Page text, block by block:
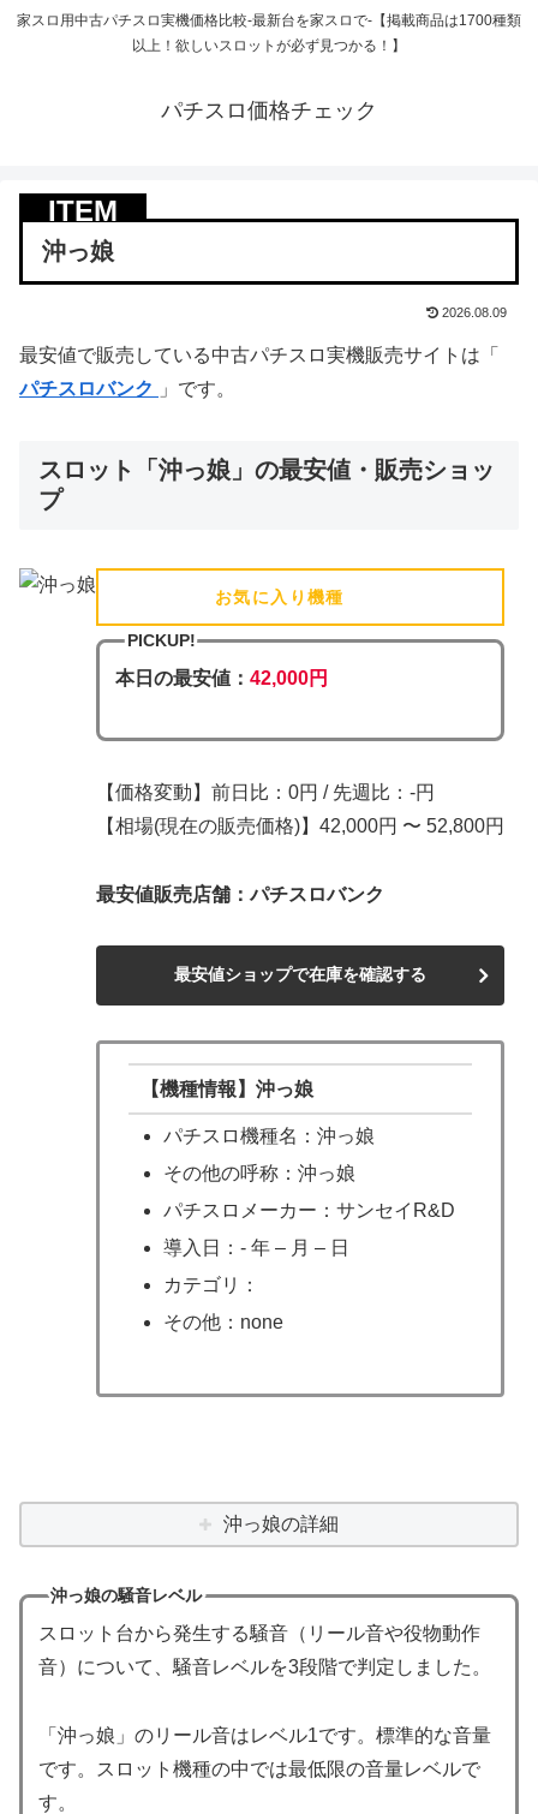
家スロ用中古パチスロ実機価格比較-最新台を家スロで-【掲載商品は1700種類
以上！欲しいスロットが必ず見つかる！】
パチスロ価格チェック
沖っ娘
2026.08.09
最安値で販売している中古パチスロ実機販売サイトは「
パチスロバンク
」です。
スロット「沖っ娘」の最安値・販売ショッ
プ
お気に入り機種
PICKUP!
本日の最安値： 42,000円
【価格変動】前日比：0円 / 先週比：-円
【相場(現在の販売価格)】42,000円 〜 52,800円
最安値販売店舗：パチスロバンク
最安値ショップで在庫を確認する
【機種情報】沖っ娘
パチスロ機種名：沖っ娘
その他の呼称：沖っ娘
パチスロメーカー：サンセイR&D
導入日：- 年 – 月 – 日
カテゴリ：
その他：none
沖っ娘の詳細
沖っ娘の騒音レベル
スロット台から発生する騒音（リール音や役物動作
音）について、騒音レベルを3段階で判定しました。
「沖っ娘」のリール音はレベル1です。標準的な音量
です。スロット機種の中では最低限の音量レベルで
す。